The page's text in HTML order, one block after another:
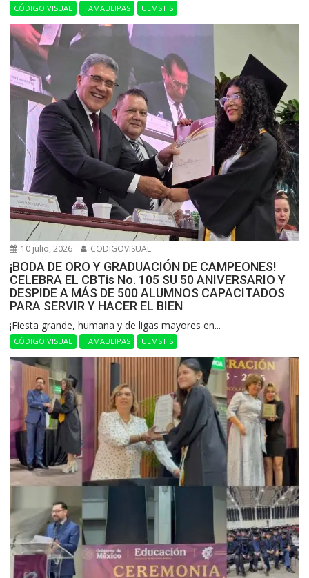
CÓDIGO VISUAL TAMAULIPAS UEMSTIS
10 julio, 2026 CODIGOVISUAL
¡BODA DE ORO Y GRADUACIÓN DE CAMPEONES!
CELEBRA EL CBTis No. 105 SU 50 ANIVERSARIO Y
DESPIDE A MÁS DE 500 ALUMNOS CAPACITADOS
PARA SERVIR Y HACER EL BIEN
​¡Fiesta grande, humana y de ligas mayores en...
CÓDIGO VISUAL TAMAULIPAS UEMSTIS